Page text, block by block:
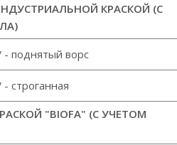
КРАСКОЙ (С
- поднятый ворс
- строганная
"BIOFA" (С УЧЕТОМ